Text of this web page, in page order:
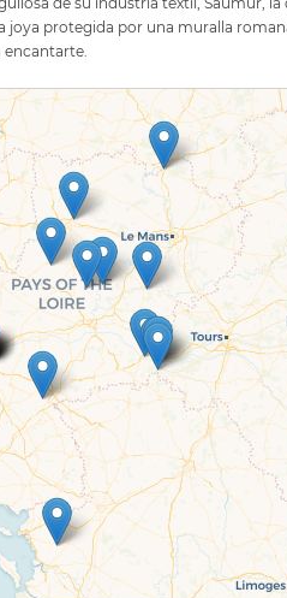
joya protegida por una muralla
encantarte.